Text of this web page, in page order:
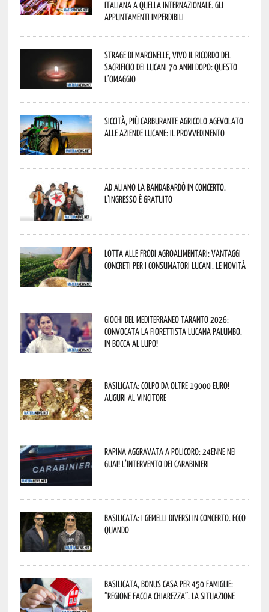
italiana a quella internazionale. Gli
appuntamenti imperdibili
Strage di Marcinelle, vivo il ricordo del
sacrificio dei lucani 70 anni dopo: questo
l’omaggio
Siccità, più carburante agricolo agevolato
alle aziende lucane: il provvedimento
Ad Aliano la Bandabardò in concerto.
L’ingresso è gratuito
Lotta alle frodi agroalimentari: vantaggi
concreti per i consumatori lucani. Le novità
Giochi del Mediterraneo Taranto 2026:
convocata la fiorettista lucana Palumbo.
In bocca al lupo!
Basilicata: colpo da oltre 19000 Euro!
Auguri al vincitore
Rapina aggravata a Policoro: 24enne nei
guai! L’intervento dei Carabinieri
Basilicata: i Gemelli DiVersi in concerto. Ecco
quando
Basilicata, Bonus casa per 450 famiglie:
“Regione faccia chiarezza”. La situazione